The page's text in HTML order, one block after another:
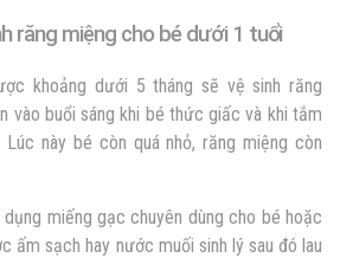
răng miệng cho bé dưới 1 tuổi
khoảng dưới 5 tháng sẽ vệ sinh răng
vào buổi sáng khi bé thức giấc và khi tắm
này bé còn quá nhỏ, răng miệng còn
miếng gạc chuyên dùng cho bé hoặc
ấm sạch hay nước muối sinh lý sau đó lau